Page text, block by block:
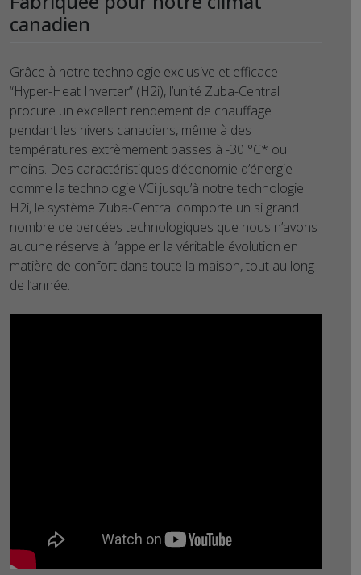
canadien
Grâce à notre technologie exclusive et efficace
“Hyper-Heat Inverter” (H2i), l’unité Zuba-Central
procure un excellent rendement de chauffage
pendant les hivers canadiens, même à des
températures extrèmement basses à -30 °C* ou
moins. Des caractéristiques d’économie d’énergie
comme la technologie VCi jusqu’à notre technologie
H2i, le système Zuba-Central comporte un si grand
nombre de percées technologiques que nous n’avons
aucune réserve à l’appeler la véritable évolution en
matière de confort dans toute la maison, tout au long
de l’année.